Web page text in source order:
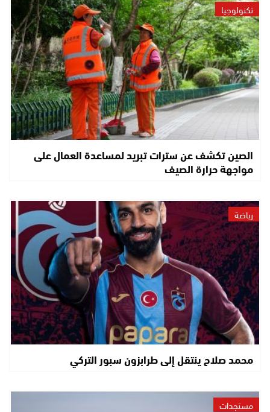
تكنولوجيا
الصين تكشف عن سترات تبريد لمساعدة العمال على
مواجهة حرارة الصيف
رياضة
محمد صلاح ينتقل إلى طرابزون سبور التركي
مستجدات